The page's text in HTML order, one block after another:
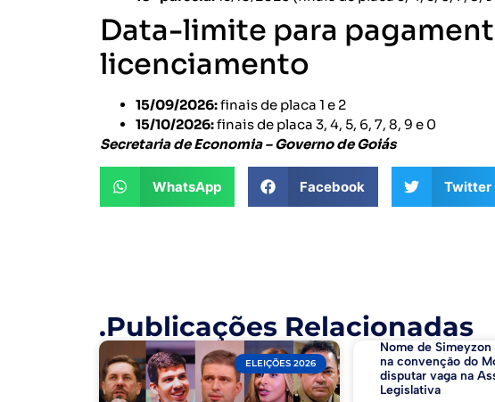
Data-limite para
licenciamento
15/09/2026:finais de placa 1 e 2
15/10/2026:finais de placa 3, 4, 5, 6, 7, 8, 9 e 0
Secretaria de Economia – Governo de Goiás
WhatsApp Facebook Twitter
.Publicações Relacionadas
ELEIÇÕES 2026
Nome de
na convenção do
disputar vaga na
Legislativa